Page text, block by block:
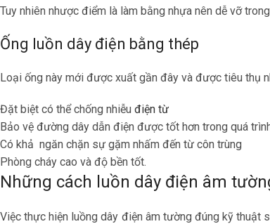
Tuy nhiên nhược điểm là làm bằng nhựa nên dễ vỡ
Ống luồn dây điện bằng thép
Loại ống này mới được xuất gần đây và được tiêu thụ
Đặt biệt có thể chống nhiễu điện từ
Bảo vệ đường dây dẫn điện được tốt hơn trong quá
Có khả ngăn chặn sự gặm nhấm đến từ côn trùng
Phòng cháy cao và độ bền tốt.
Những cách luồn dây điện âm
Việc thực hiện luồng dây điện âm tường đúng kỹ thuật